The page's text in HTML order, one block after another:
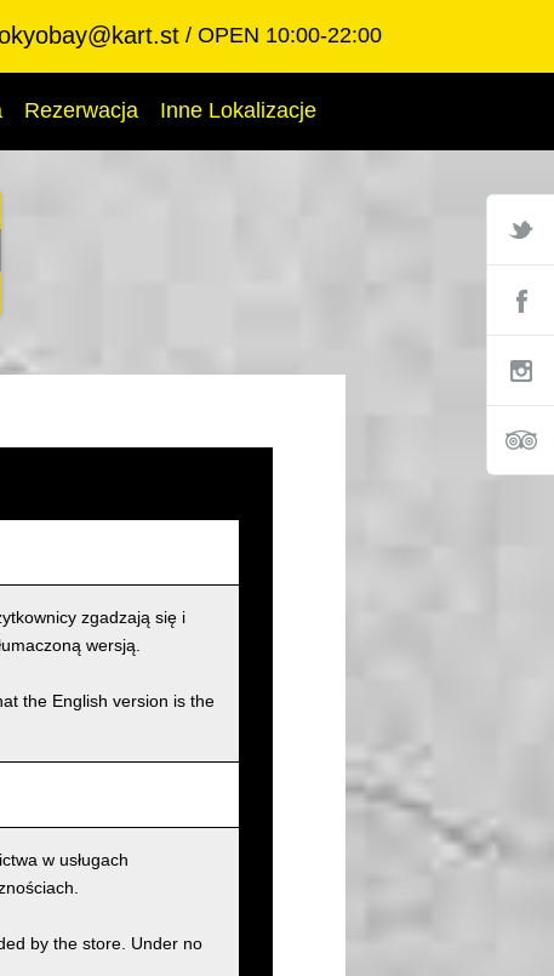
OPEN 10:00-22:00
Rezerwacja Inne Lokalizacje
zgadzają się i
wersją.
the English version is the
w usługach
by the store. Under no